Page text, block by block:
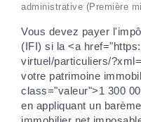
administrative (Première
Vous devez payer
(IFI) si la <a
virtuel/particuliers/
votre patrimoine
class="valeur">1 300
en appliquant un